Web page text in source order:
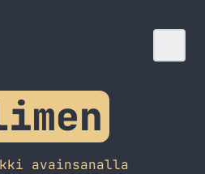
avainsanalla